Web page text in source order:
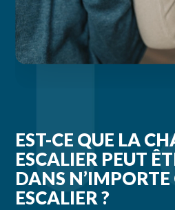
EST-CE QUE LA
ESCALIER PEUT
DANS N’IMPORTE
ESCALIER ?